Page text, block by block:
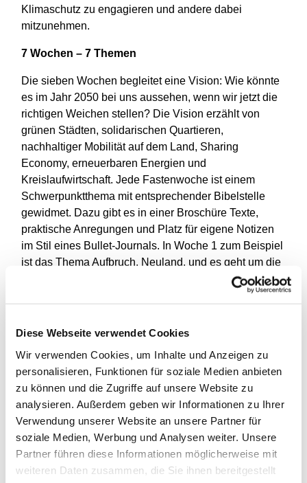
Diese Webseite verwendet Cookies
Wir verwenden Cookies, um Inhalte und Anzeigen zu
personalisieren, Funktionen für soziale Medien anbieten
zu können und die Zugriffe auf unsere Website zu
analysieren. Außerdem geben wir Informationen zu Ihrer
Verwendung unserer Website an unsere Partner für
soziale Medien, Werbung und Analysen weiter. Unsere
Partner führen diese Informationen möglicherweise mit
weiteren Daten zusammen, die Sie ihnen bereitgestellt
Klimaschutz zu engagieren und andere dabei
mitzunehmen.
7 Wochen – 7 Themen
Die sieben Wochen begleitet eine Vision: Wie könnte
es im Jahr 2050 bei uns aussehen, wenn wir jetzt die
richtigen Weichen stellen? Die Vision erzählt von
grünen Städten, solidarischen Quartieren,
nachhaltiger Mobilität auf dem Land, Sharing
Economy, erneuerbaren Energien und
Kreislaufwirtschaft. Jede Fastenwoche ist einem
Schwerpunktthema mit entsprechender Bibelstelle
gewidmet. Dazu gibt es in einer Broschüre Texte,
praktische Anregungen und Platz für eigene Notizen
im Stil eines Bullet-Journals. In Woche 1 zum Beispiel
ist das Thema Aufbruch. Neuland. und es geht um die
Angst vor Veränderungen – ein hochaktuelles Thema.
Material zum Mitmachen
Auf der Websitewww.klimafasten.de
Materialien und Infos zu den Wochenthemen – für die
individuelle Teilnahme am Projekt sowie die Arbeit mit
Gruppen in Kirchengemeinden, Kitas und Schulen
und in Fastengruppen. Es gibt Broschüren, Poster und
Postkarten, die bei den jeweiligen
Kooperationspartnerinnen und -partnern bestellt
werden können. Außerdem hält die Website
theologische Impulse, Video- und Audioandachten,